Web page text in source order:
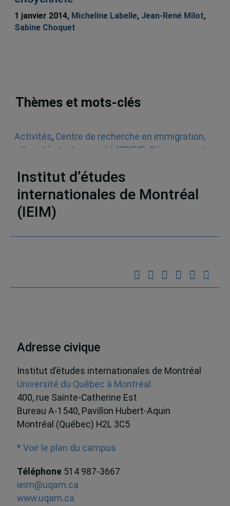
1 janvier 2014, Micheline Labelle, Jean-René Milot,
Sabine Choquet
Thèmes et mots-clés
Activités, Centre de recherche en immigration,
ethnicité et citoyenneté (CRIEC) Séminaires et
Institut d’études
internationales de Montréal
(IEIM)
Adresse civique
Institut d’études internationales de Montréal
Université du Québec à Montréal
400, rue Sainte-Catherine Est
Bureau A-1540, Pavillon Hubert-Aquin
Montréal (Québec) H2L 3C5
* Voir le plan du campus
Téléphone 514 987-3667
ieim@uqam.ca
www.uqam.ca